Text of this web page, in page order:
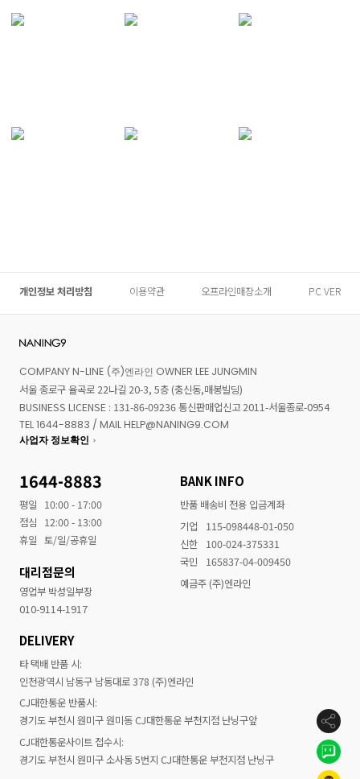
개인정보 처리방침 이용약관 오프라인매장소개 PC VER
COMPANY N-LINE (주)엔라인 OWNER LEE JUNGMIN
서울 종로구 율곡로 22나길 20-3, 5층 (충신동,매봉빌딩)
BUSINESS LICENSE : 131-86-09236 통신판매업신고 2011-서울종로-0954
TEL 1644-8883 / MAIL HELP@NANING9.COM
사업자 정보확인
1644-8883
평일
10:00 - 17:00
점심
12:00 - 13:00
휴일 토/일/공휴일
대리점문의
영업부 박성일부장
010-9114-1917
BANK INFO
반품 배송비 전용 입금계좌
기업
115-098448-01-050
신한
100-024-375331
국민
165837-04-009450
예금주 (주)엔라인
DELIVERY
타 택배 반품 시:
인천광역시 남동구 남동대로 378 (주)엔라인
CJ대한통운 반품시:
경기도 부천시 원미구 원미동 CJ대한통운 부천지점 난닝구앞
CJ대한통운사이트 접수시:
경기도 부천시 원미구 소사동 5번지 CJ대한통운 부천지점 난닝구